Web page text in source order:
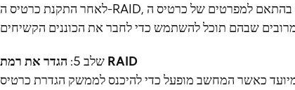
לאחר התקנת כרטיס ה-RAID, עליך לחבר את הכונן הקשיח. בהתאם למפרטים של כרטיס ה-RAID, הוא עשוי לספק
שלב 5: הגדר את רמת RAID
כאשר המחשב מופעל כדי להיכנס לממשק הגדרת כרטיס